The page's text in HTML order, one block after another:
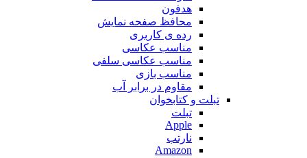
هدفون
محافظ صفحه نمایش
رده ی کاربری
مناسب عکاسی
مناسب عکاسی سلفی
مناسب بازی
مقاوم در برابر آب
تبلت و کتابخوان
تبلت
Apple
نارتب
Amazon